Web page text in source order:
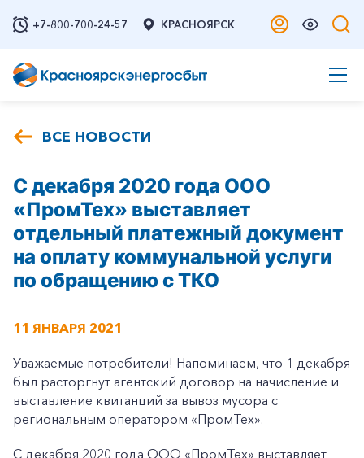
+7-800-700-24-57 КРАСНОЯРСК
ВСЕ НОВОСТИ
C декабря 2020 года ООО
«ПромТех» выставляет
отдельный платежный документ
на оплату коммунальной услуги
по обращению с ТКО
11 ЯНВАРЯ 2021
Уважаемые потребители! Напоминаем, что 1 декабря
был расторгнут агентский договор на начисление и
выставление квитанций за вывоз мусора с
региональным оператором «ПромТех».
С декабря 2020 года ООО «ПромТех» выставляет